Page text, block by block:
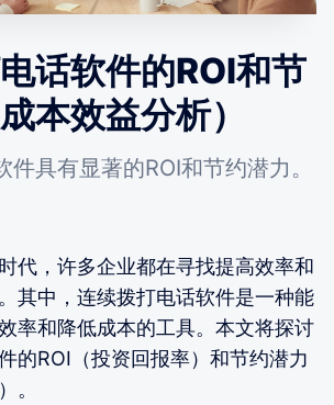
话软件的ROI和节
本效益分析）
具有显著的ROI和节约潜力。
代，许多企业都在寻找提高效率和
其中，连续拨打电话软件是一种能
率和降低成本的工具。本文将探讨
的ROI（投资回报率）和节约潜力
。